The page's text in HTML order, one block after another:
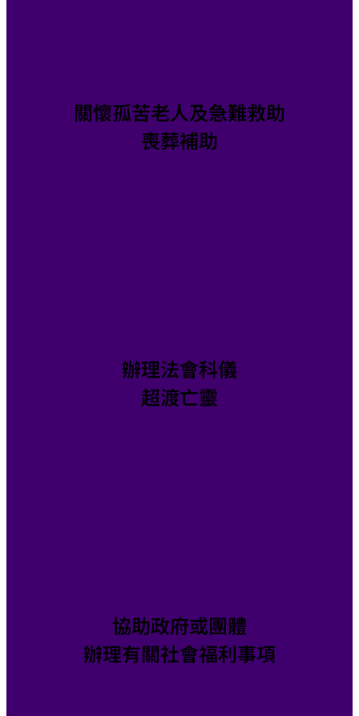
關懷孤苦老人及急難救助
喪葬補助
辦理法會科儀
超渡亡靈
協助政府或團體
辦理有關社會福利事項